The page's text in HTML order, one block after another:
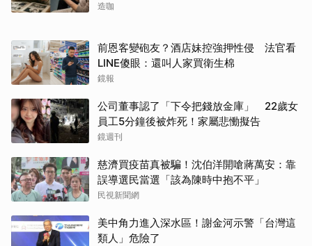
造咖
前恩客變砲友？酒店妹控強押性侵 法官看
LINE傻眼：還叫人家買衛生棉
鏡報
公司董事認了「下令把錢放金庫」 22歲女
員工5分鐘後被炸死！家屬悲慟擬告
鏡週刊
慈濟買疫苗真被騙！沈伯洋開嗆蔣萬安：靠
誤導選民當選「該為陳時中抱不平」
民視新聞網
美中角力進入深水區！謝金河示警「台灣這
類人」危險了